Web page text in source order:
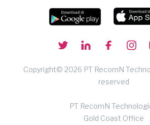
Copyright© 2026 PT RecomN
reserved
PT RecomN
Gold Coast Office